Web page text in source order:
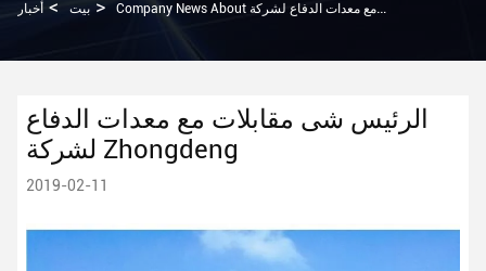
بيت > أخبار >
الرئيس شى مقابلات مع معدات الدفاع
لشركة Zhongdeng
2019-02-11